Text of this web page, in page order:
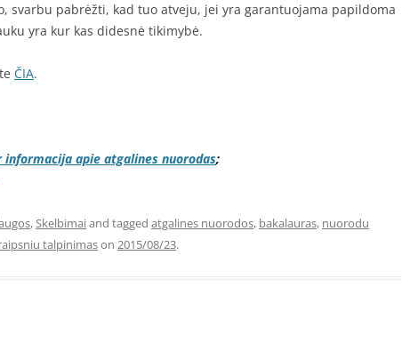
svarbu pabrėžti, kad tuo atveju, jei yra garantuojama papildoma
yra kur kas didesnė tikimybė.
ČIA.
informacija apie atgalines nuorodas;
,Skelbimaiand tagged atgalines nuorodos, bakalauras, nuorodu
talpinimason 2015/08/23.